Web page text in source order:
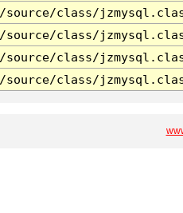
/source/class/
/source/class/
/source/class/
/source/class/